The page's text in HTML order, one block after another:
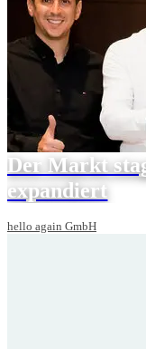
Der Markt
expandiert
hello again GmbH